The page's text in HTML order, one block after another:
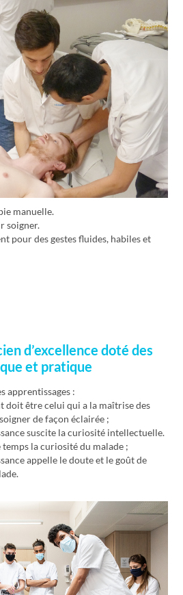
manuelle.
soigner.
pour des gestes fluides, habiles et
d’excellence doté des
et pratique
apprentissages :
doit être celui qui a la maîtrise des
de façon éclairée ;
suscite la curiosité intellectuelle.
la curiosité du malade ;
appelle le doute et le goût de